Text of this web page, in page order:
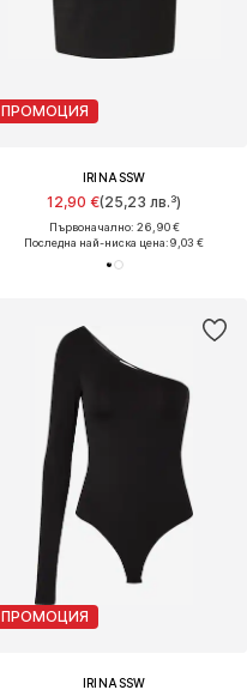
ПРОМОЦИЯ
IRINASSW
12,90 €(25,23 лв.³)
Първоначално: 26,90 €
Последна най-ниска цена:9,03 €
ПРОМОЦИЯ
IRINASSW